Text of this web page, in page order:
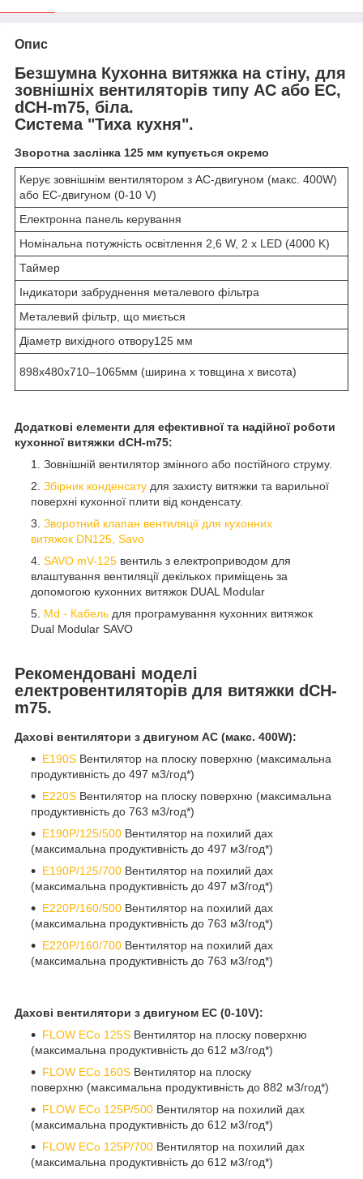
Опис
Безшумна Кухонна витяжка на стіну, для
зовнішніх вентиляторів типу AC або EC,
dCH-m75, біла.
Система "Тиха кухня".
Зворотна заслінка 125 мм купується окремо
Керує зовнішнім вентилятором з AC-двигуном (макс. 400W)
або EC-двигуном (0-10 V)
Електронна панель керування
Номінальна потужність освітлення 2,6 W, 2 x LED (4000 K)
Таймер
Індикатори забруднення металевого фільтра
Металевий фільтр, що миється
Діаметр вихідного отвору125 мм
898x480x710–1065мм (ширина х товщина х висота)
Додаткові елементи для ефективної та надійної роботи
кухонної витяжки dCH-m75:
Зовнішній вентилятор змінного або постійного струму.
Збірник конденсату для захисту витяжки та варильної
поверхні кухонної плити від конденсату.
Зворотний клапан вентиляції для кухонних
витяжок DN125, Savo
SAVO mV-125 вентиль з електроприводом для
влаштування вентиляції декількох приміщень за
допомогою кухонних витяжок DUAL Modular
Md - Кабель для програмування кухонних витяжок
Dual Modular SAVO
Рекомендовані моделі
електровентиляторів для витяжки dCH-
m75.
Дахові вентилятори з двигуном АС (макс. 400W):
E190S Вентилятор на плоску поверхню (максимальна
продуктивність до 497 м3/год*)
E220S Вентилятор на плоску поверхню (максимальна
продуктивність до 763 м3/год*)
E190P/125/500 Вентилятор на похилий дах
(максимальна продуктивність до 497 м3/год*)
E190P/125/700 Вентилятор на похилий дах
(максимальна продуктивність до 497 м3/год*)
E220P/160/500 Вентилятор на похилий дах
(максимальна продуктивність до 763 м3/год*)
E220P/160/700 Вентилятор на похилий дах
(максимальна продуктивність до 763 м3/год*)
Дахові вентилятори з двигуном EC (0-10V):
FLOW ECo 125S Вентилятор на плоску поверхню
(максимальна продуктивність до 612 м3/год*)
FLOW ECo 160S Вентилятор на плоску
поверхню (максимальна продуктивність до 882 м3/год*)
FLOW ECo 125P/500 Вентилятор на похилий дах
(максимальна продуктивність до 612 м3/год*)
FLOW ECo 125P/700 Вентилятор на похилий дах
(максимальна продуктивність до 612 м3/год*)